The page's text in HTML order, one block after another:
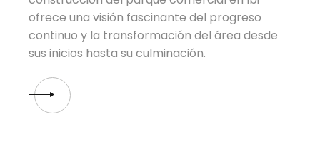
ofrece una visión fascinante del progreso
continuo y la transformación del área desde
sus inicios hasta su culminación.